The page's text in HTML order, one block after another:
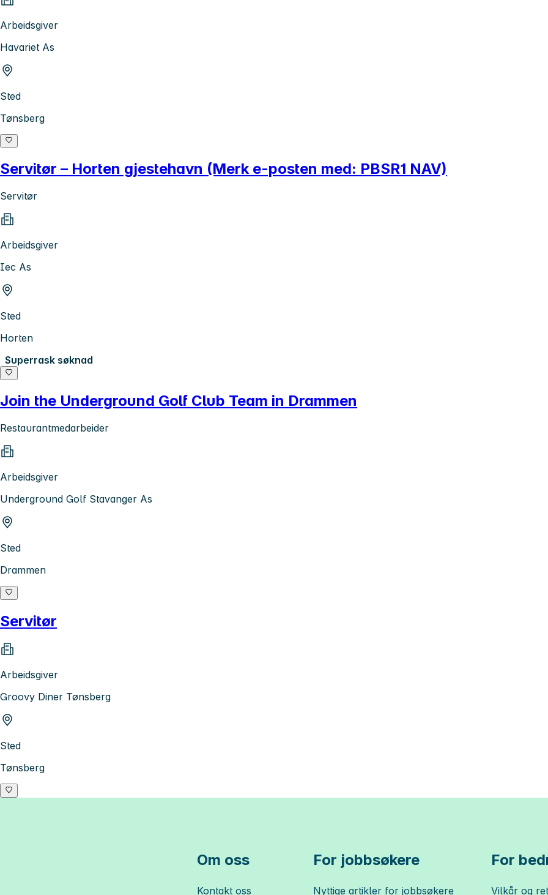
Arbeidsgiver
Havariet As
Sted
Tønsberg
Servitør – Horten gjestehavn (Merk e-posten med: PBSR1 NAV)
Servitør
Arbeidsgiver
Iec As
Sted
Horten
Superrask søknad
Join the Underground Golf Club Team in Drammen
Restaurantmedarbeider
Arbeidsgiver
Underground Golf Stavanger As
Sted
Drammen
Servitør
Arbeidsgiver
Groovy Diner Tønsberg
Sted
Tønsberg
Om oss
Kontakt oss
For jobbsøkere
Nyttige artikler for jobbsøkere
For
Vilkår og